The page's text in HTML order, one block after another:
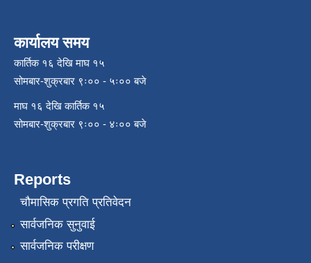
कार्यालय समय
कार्तिक १६ देखि माघ १५
सोमबार-शुक्रबार ९ः०० - ५ः०० बजे
माघ १६ देखि कार्तिक १५
सोमबार-शुक्रबार ९ः०० - ४ः०० बजे
Reports
चौमासिक प्रगति प्रतिवेदन
सार्वजनिक सुनुवाई
सार्वजनिक परीक्षण